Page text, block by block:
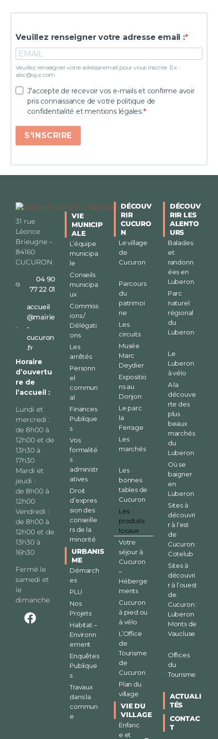
Veuillez renseigner votre adresse email :
Veuillez renseigner votre adresse email pour vous inscrire. Ex. :
abc@xyz.com
J'accepte de recevoir vos e-mails et confirme avoir
pris connaissance de votre politique de
confidentialité et mentions légales.
S'INSCRIRE
31 rue
Léonce
Brieugne –
84160
CUCURON
04 90
77 22 01
accueil
@mairie
-
cucuron
.fr
Horaire
d’ouvertu
re de
l’accueil :
Lundi et
mercredi :
de 8h00 à
12h00 et de
13h30 à
17h30
Mardi et
jeudi :
de 8h00 à
12h00
Vendredi :
de 8h00 à
12h00 et de
13h30 à
16h30
Fermé le
samedi et
le
dimanche
VIE
MUNICIP
ALE
L’équipe
municipa
le
Conseils
municipa
ux
Commiss
ions /
Délégati
ons
Les
arrêtés
Personn
el
commun
al
Finances
Publique
s
Vos
formalité
s
administr
atives
Droit
d’expres
sion des
conseille
rs de la
minorité
URBANIS
ME
Démarch
es
PLU
Nos
Projets
Habitat –
Environn
ement
Enquêtes
Publique
s
Travaux
dans la
commun
e
DÉCOUV
RIR
CUCURO
N
Le village
de
Cucuron
Parcours
du
patrimoi
ne
Les
circuits
Musée
Marc
Deydier
Expositio
ns au
Donjon
Le parc
la
Ferrage
Les
marchés
Les
bonnes
tables de
Cucuron
Les
produits
locaux
Votre
séjour à
Cucuron
–
Héberge
ments
Cucuron
à pied ou
à vélo
L’Office
de
Tourisme
de
Cucuron
Plan du
village
VIE DU
VILLAGE
Enfanc
e et
DÉCOUV
RIR LES
ALENTO
URS
Balades
et
randonn
ées en
Luberon
Parc
naturel
régional
du
Luberon
Le
Luberon
à vélo
A la
découve
rte des
plus
beaux
marchés
du
Luberon
Où se
baigner
en
Luberon
Sites à
découvri
r à l’est
de
Cucuron :
Cotelub
Sites à
découvri
r à l’ouest
de
Cucuron :
Luberon
Monts de
Vaucluse
Offices
du
Tourisme
ACTUALI
TÉS
CONTAC
T